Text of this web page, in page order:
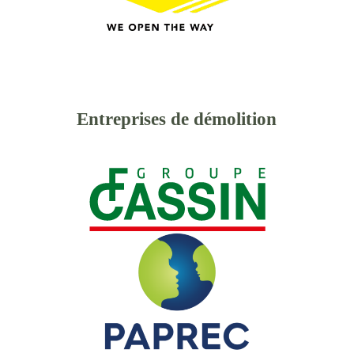
Entreprises de démolition